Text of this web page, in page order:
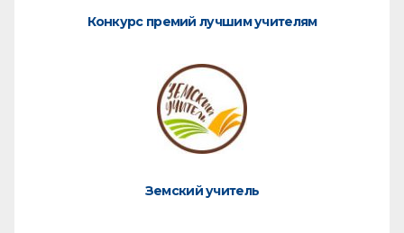
Конкурс премий лучшим учителям
Земский учитель